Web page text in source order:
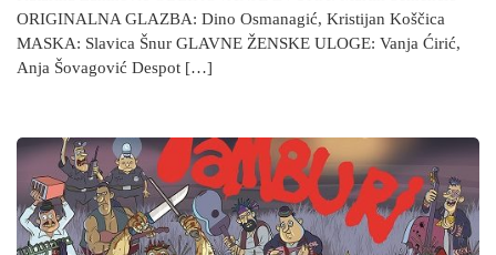
ORIGINALNA GLAZBA: Dino Osmanagić, Kristijan Koščica
MASKA: Slavica Šnur GLAVNE ŽENSKE ULOGE: Vanja Ćirić,
Anja Šovagović Despot […]